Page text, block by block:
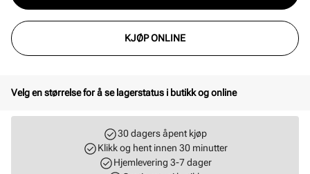
KJØP ONLINE
Velg en størrelse for å se lagerstatus i butikk og online
30 dagers åpent kjøp
Klikk og hent innen 30 minutter
Hjemlevering 3-7 dager